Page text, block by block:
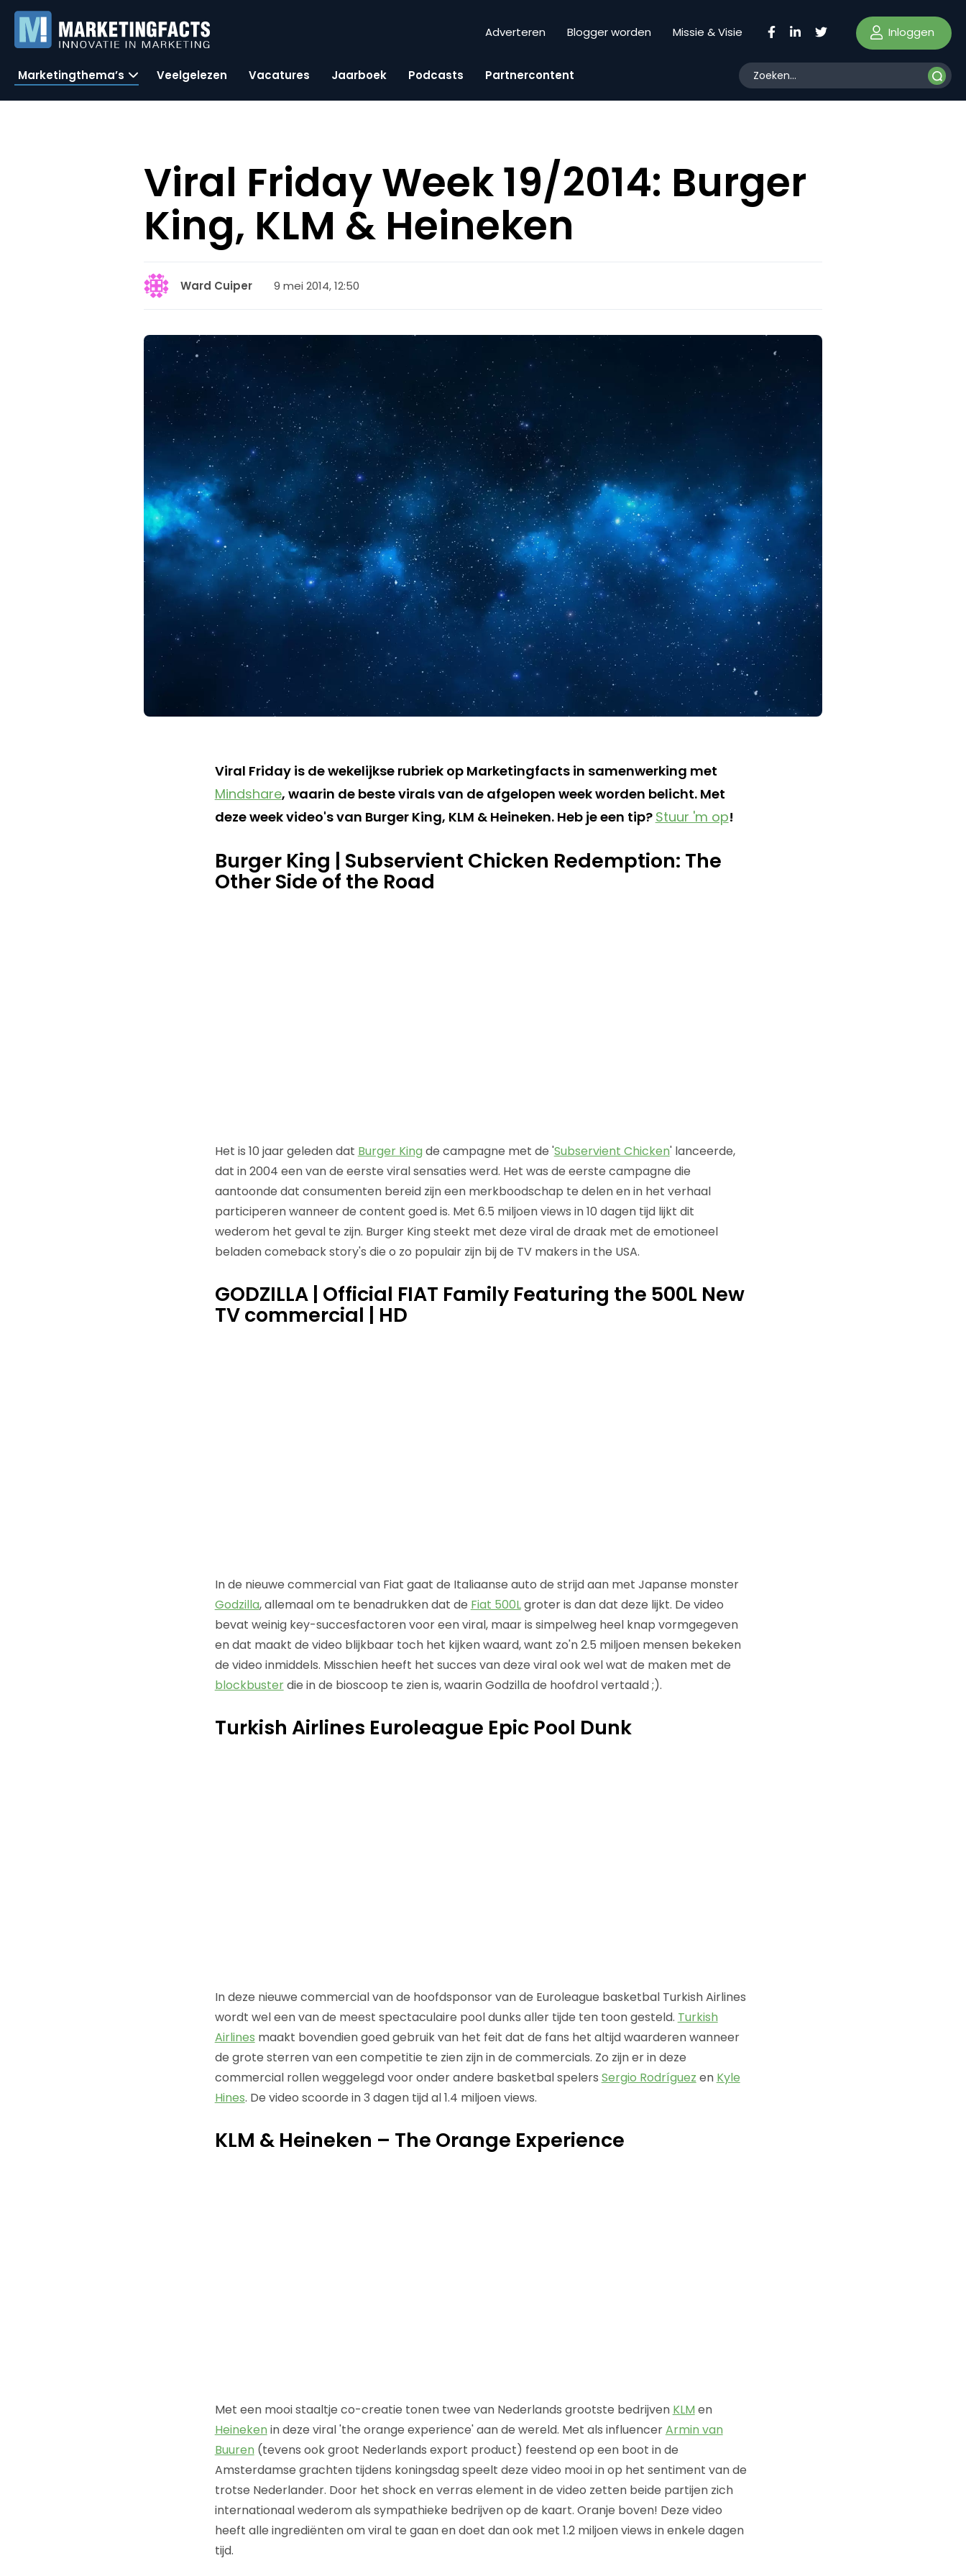
Adverteren Blogger worden Missie & Visie Inloggen
Marketingthema’s Veelgelezen Vacatures Jaarboek Podcasts Partnercontent
Viral Friday Week 19/2014: Burger
King, KLM & Heineken
Ward Cuiper 9 mei 2014, 12:50
Viral Friday is de wekelijkse rubriek op Marketingfacts in samenwerking met
Mindshare, waarin de beste virals van de afgelopen week worden belicht. Met
deze week video's van Burger King, KLM & Heineken. Heb je een tip? Stuur 'm op!
Burger King | Subservient Chicken Redemption: The
Other Side of the Road
Het is 10 jaar geleden dat Burger King de campagne met de 'Subservient Chicken' lanceerde,
dat in 2004 een van de eerste viral sensaties werd. Het was de eerste campagne die
aantoonde dat consumenten bereid zijn een merkboodschap te delen en in het verhaal
participeren wanneer de content goed is. Met 6.5 miljoen views in 10 dagen tijd lijkt dit
wederom het geval te zijn. Burger King steekt met deze viral de draak met de emotioneel
beladen comeback story's die o zo populair zijn bij de TV makers in the USA.
GODZILLA | Official FIAT Family Featuring the 500L New
TV commercial | HD
In de nieuwe commercial van Fiat gaat de Italiaanse auto de strijd aan met Japanse monster
Godzilla, allemaal om te benadrukken dat de Fiat 500Lgroter is dan dat deze lijkt. De video
bevat weinig key-succesfactoren voor een viral, maar is simpelweg heel knap vormgegeven
en dat maakt de video blijkbaar toch het kijken waard, want zo'n 2.5 miljoen mensen bekeken
de video inmiddels. Misschien heeft het succes van deze viral ook wel wat de maken met de
blockbusterdie in de bioscoop te zien is, waarin Godzilla de hoofdrol vertaald ;).
Turkish Airlines Euroleague Epic Pool Dunk
In deze nieuwe commercial van de hoofdsponsor van de Euroleague basketbal Turkish Airlines
wordt wel een van de meest spectaculaire pool dunks aller tijde ten toon gesteld. Turkish
Airlines maakt bovendien goed gebruik van het feit dat de fans het altijd waarderen wanneer
de grote sterren van een competitie te zien zijn in de commercials. Zo zijn er in deze
commercial rollen weggelegd voor onder andere basketbal spelers Sergio Rodríguez en Kyle
Hines. De video scoorde in 3 dagen tijd al 1.4 miljoen views.
KLM & Heineken – The Orange Experience
Met een mooi staaltje co-creatie tonen twee van Nederlands grootste bedrijven KLM en
Heineken in deze viral 'the orange experience' aan de wereld. Met als influencerArmin van
Buuren (tevens ook groot Nederlands export product) feestend op een boot in de
Amsterdamse grachten tijdens koningsdag speelt deze video mooi in op het sentiment van de
trotse Nederlander. Door het shock en verras element in de video zetten beide partijen zich
internationaal wederom als sympathieke bedrijven op de kaart. Oranje boven! Deze video
heeft alle ingrediënten om viral te gaan en doet dan ook met 1.2 miljoen views in enkele dagen
tijd.